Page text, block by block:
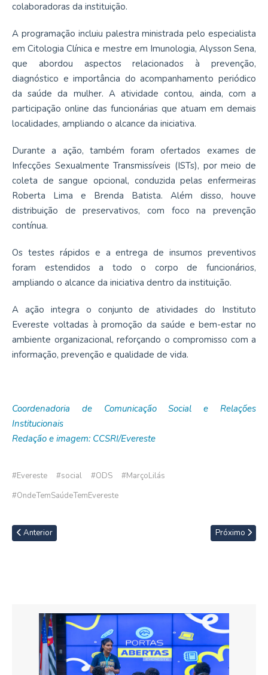
colaboradoras da instituição.
A programação incluiu palestra ministrada pelo especialista
em Citologia Clínica e mestre em Imunologia, Alysson Sena,
que abordou aspectos relacionados à prevenção,
diagnóstico e importância do acompanhamento periódico
da saúde da mulher. A atividade contou, ainda, com a
participação online das funcionárias que atuam em demais
localidades, ampliando o alcance da iniciativa.
Durante a ação, também foram ofertados exames de
Infecções Sexualmente Transmissíveis (ISTs), por meio de
coleta de sangue opcional, conduzida pelas enfermeiras
Roberta Lima e Brenda Batista. Além disso, houve
distribuição de preservativos, com foco na prevenção
contínua.
Os testes rápidos e a entrega de insumos preventivos
foram estendidos a todo o corpo de funcionários,
ampliando o alcance da iniciativa dentro da instituição.
A ação integra o conjunto de atividades do Instituto
Evereste voltadas à promoção da saúde e bem-estar no
ambiente organizacional, reforçando o compromisso com a
informação, prevenção e qualidade de vida.
Coordenadoria de Comunicação Social e Relações
Institucionais
Redação e imagem: CCSRI/Evereste
#Evereste #social #ODS
#MarçoLilás
#OndeTemSaúdeTemEvereste
Anterior Próximo